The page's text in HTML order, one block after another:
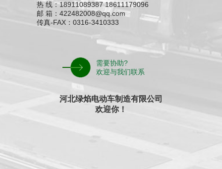
热 线：18911089387 18611179096
邮 箱：422482008@qq.com
传真-FAX：0316-3410333
需要协助?
欢迎与我们联系
河北绿焰电动车制造有限公司
欢迎你！